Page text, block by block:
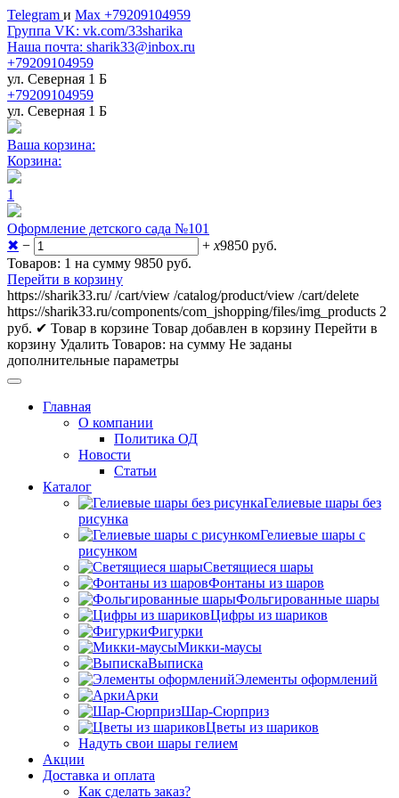
Telegram и Max +79209104959
Группа VK: vk.com/33sharika
Наша почта: sharik33@inbox.ru
+79209104959
ул. Северная 1 Б
+79209104959
ул. Северная 1 Б
Ваша корзина:
Корзина:
1
Оформление детского сада №101
✖ − + x9850 руб.
Товаров: 1 на сумму 9850 руб.
Перейти в корзину
https://sharik33.ru/ /cart/view /catalog/product/view /cart/delete
https://sharik33.ru/components/com_jshopping/files/img_products 2
руб. ✔ Товар в корзине Товар добавлен в корзину Перейти в
корзину Удалить Товаров: на сумму Не заданы
дополнительные параметры
Главная
О компании
Политика ОД
Новости
Статьи
Каталог
Гелиевые шары без
рисунка
Гелиевые шары с
рисунком
Светящиеся шары
Фонтаны из шаров
Фольгированные шары
Цифры из шариков
Фигурки
Микки-маусы
Выписка
Элементы оформлений
Арки
Шар-Сюрприз
Цветы из шариков
Надуть свои шары гелием
Акции
Доставка и оплата
Как сделать заказ?